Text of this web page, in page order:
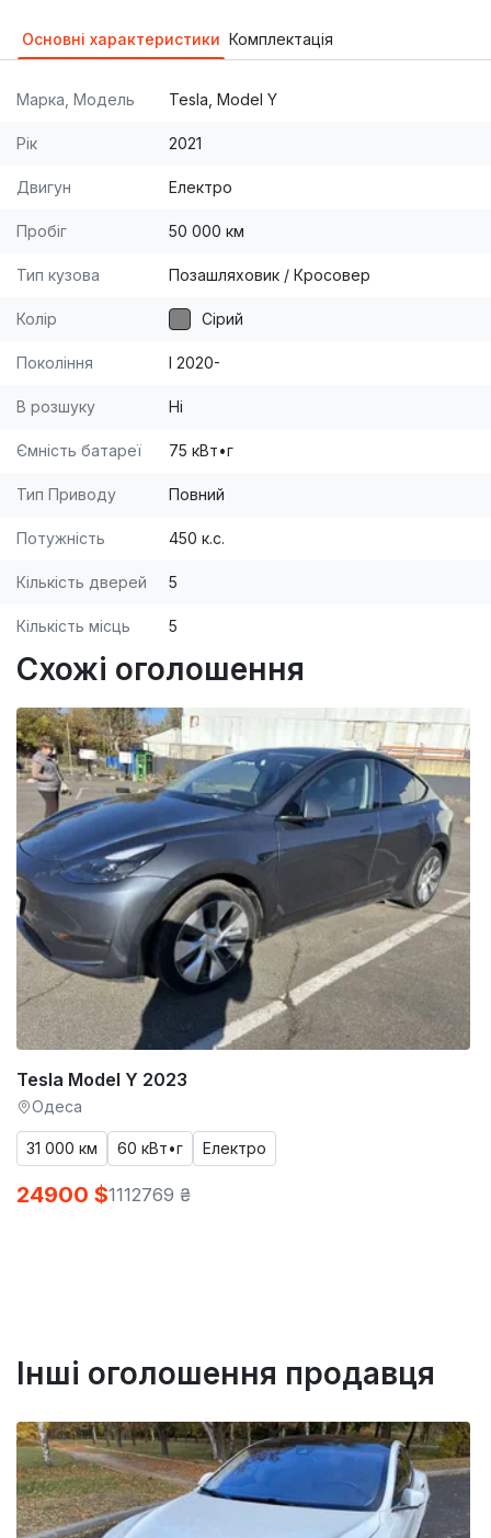
Основні характеристики Комплектація
Марка, Модель Tesla, Model Y
Рік 2021
Двигун Електро
Пробіг 50 000 км
Тип кузова Позашляховик / Кросовер
Колір Сірий
Покоління I 2020-
В розшуку Ні
Ємність батареї 75 кВт•г
Тип Приводу Повний
Потужність 450 к.с.
Кількість дверей 5
Кількість місць 5
Схожі оголошення
Tesla Model Y 2023
Одеса
31 000 км 60 кВт•г Електро
24900 $1112769 ₴
Інші оголошення продавця